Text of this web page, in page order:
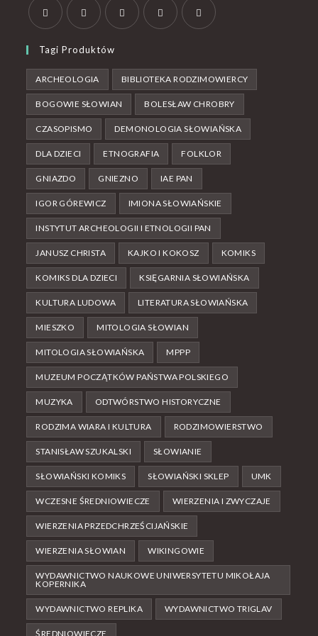
Tagi Produktów
ARCHEOLOGIA BIBLIOTEKA RODZIMOWIERCY
BOGOWIE SŁOWIAN BOLESŁAW CHROBRY
CZASOPISMO DEMONOLOGIA SŁOWIAŃSKA
DLA DZIECI ETNOGRAFIA FOLKLOR
GNIAZDO GNIEZNO IAE PAN
IGOR GÓREWICZ IMIONA SŁOWIAŃSKIE
INSTYTUT ARCHEOLOGII I ETNOLOGII PAN
JANUSZ CHRISTA KAJKO I KOKOSZ KOMIKS
KOMIKS DLA DZIECI KSIĘGARNIA SŁOWIAŃSKA
KULTURA LUDOWA LITERATURA SŁOWIAŃSKA
MIESZKO MITOLOGIA SŁOWIAN
MITOLOGIA SŁOWIAŃSKA MPPP
MUZEUM POCZĄTKÓW PAŃSTWA POLSKIEGO
MUZYKA ODTWÓRSTWO HISTORYCZNE
RODZIMA WIARA I KULTURA RODZIMOWIERSTWO
STANISŁAW SZUKALSKI SŁOWIANIE
SŁOWIAŃSKI KOMIKS SŁOWIAŃSKI SKLEP UMK
WCZESNE ŚREDNIOWIECZE WIERZENIA I ZWYCZAJE
WIERZENIA PRZEDCHRZEŚCIJAŃSKIE
WIERZENIA SŁOWIAN WIKINGOWIE
WYDAWNICTWO NAUKOWE UNIWERSYTETU MIKOŁAJA
KOPERNIKA
WYDAWNICTWO REPLIKA WYDAWNICTWO TRIGLAV
ŚREDNIOWIECZE